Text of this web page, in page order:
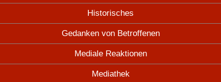
Historisches
Gedanken von Betroffenen
Mediale Reaktionen
Mediathek